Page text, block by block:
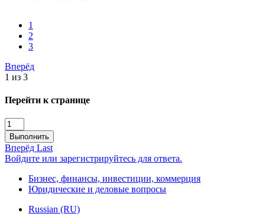
1
2
3
Вперёд
1 из 3
Перейти к странице
Выполнить
Вперёд Last
Войдите или зарегистрируйтесь для ответа.
Бизнес, финансы, инвестиции, коммерция
Юридические и деловые вопросы
Russian (RU)